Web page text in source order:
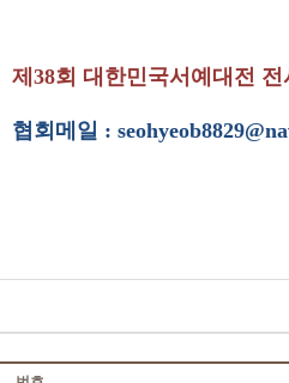
제38회 대한민국서예대전 전
협회메일 :